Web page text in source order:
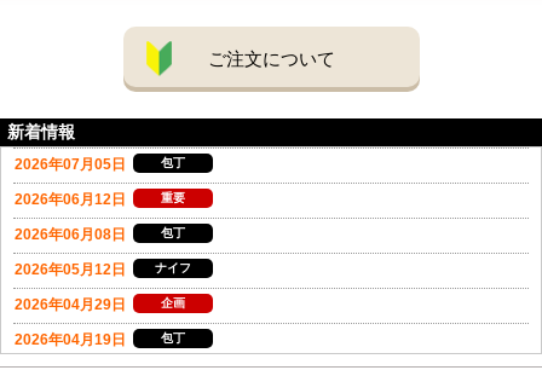
ご注文について
新着情報